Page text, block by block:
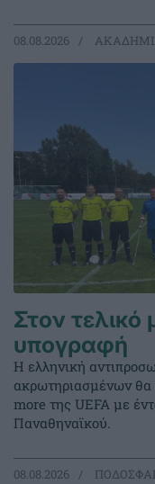
08.08.2026
Στον τελικό
υπογραφή
Η ελληνική
ακρωτηριασμένων θα
more της UEFA με
Παναθηναϊκού.
08.08.2026